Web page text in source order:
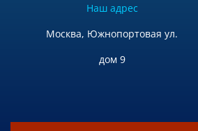
Наш адрес
Москва, Южнопортовая ул.
дом 9